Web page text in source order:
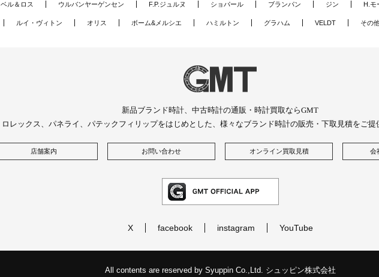
ベル＆ロス ウルバンヤーゲンセン F.P.ジュルヌ ショパール ブランパン ジン H.モ
ルイ・ヴィトン オリス ボーム&メルシエ ハミルトン グラハム VELDT その
新品ブランド時計、中古時計の通販・時計買取ならGMT
ロレックス、パネライ、パテックフィリップをはじめとした、様々なブランド時計の販売・下取見積をご提
店舗案内 お問い合わせ オンライン買取見積 会
X facebook instagram YouTube
All contents are reserved by Syuppin Co.,Ltd. シュッピン株式会社